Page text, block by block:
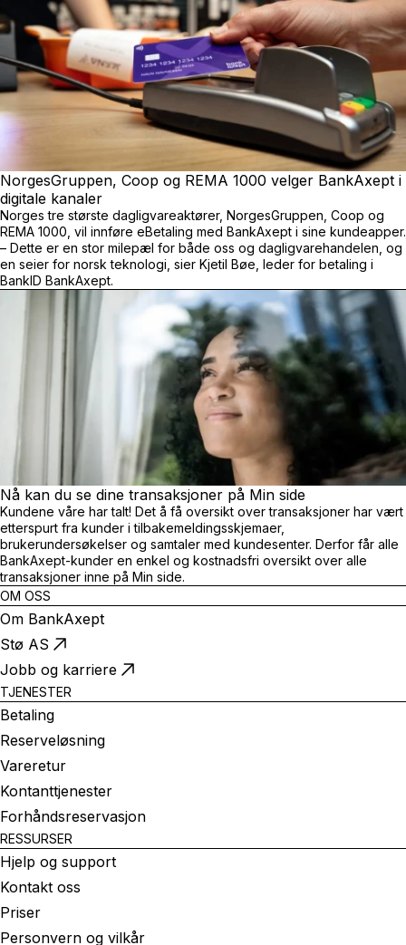
NorgesGruppen, Coop og REMA 1000 velger BankAxept i
digitale kanaler
Norges tre største dagligvareaktører, NorgesGruppen, Coop og
REMA 1000, vil innføre eBetaling med BankAxept i sine kundeapper.
– Dette er en stor milepæl for både oss og dagligvarehandelen, og
en seier for norsk teknologi, sier Kjetil Bøe, leder for betaling i
BankID BankAxept.
Nå kan du se dine transaksjoner på Min side
Kundene våre har talt! Det å få oversikt over transaksjoner har vært
etterspurt fra kunder i tilbakemeldingsskjemaer,
brukerundersøkelser og samtaler med kundesenter. Derfor får alle
BankAxept-kunder en enkel og kostnadsfri oversikt over alle
transaksjoner inne på Min side.
OM OSS
Om BankAxept
Stø AS
Jobb og karriere
TJENESTER
Betaling
Reserveløsning
Vareretur
Kontanttjenester
Forhåndsreservasjon
RESSURSER
Hjelp og support
Kontakt oss
Priser
Personvern og vilkår